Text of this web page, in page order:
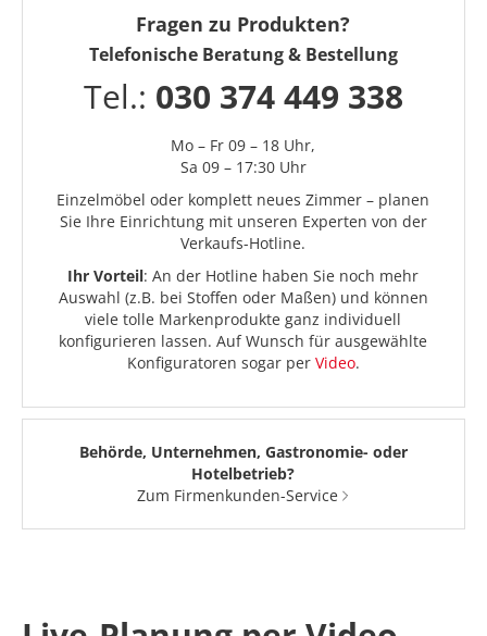
Fragen zu Produkten?
Telefonische Beratung & Bestellung
Tel.: 030 374 449 338
Mo – Fr 09 – 18 Uhr,
Sa 09 – 17:30 Uhr
Einzelmöbel oder komplett neues Zimmer – planen
Sie Ihre Einrichtung mit unseren Experten von der
Verkaufs-Hotline.
Ihr Vorteil: An der Hotline haben Sie noch mehr
Auswahl (z.B. bei Stoffen oder Maßen) und können
viele tolle Markenprodukte ganz individuell
konfigurieren lassen. Auf Wunsch für ausgewählte
Konfiguratoren sogar per Video.
Behörde, Unternehmen, Gastronomie- oder
Hotelbetrieb?
Zum Firmenkunden-Service